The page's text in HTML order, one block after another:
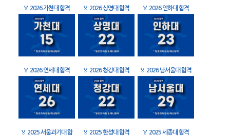
🏅 2026 가천대 합격 🏅 2026 상명대 합격 🏅 2026 인하대 합격
🏅 2026 연세대 합격 🏅 2026 청강대 합격 🏅 2026 남서울대 합격
🏅 2025 서울과기대 합
🏅 2025 한성대 합격 🏅 2025 세종대 합격